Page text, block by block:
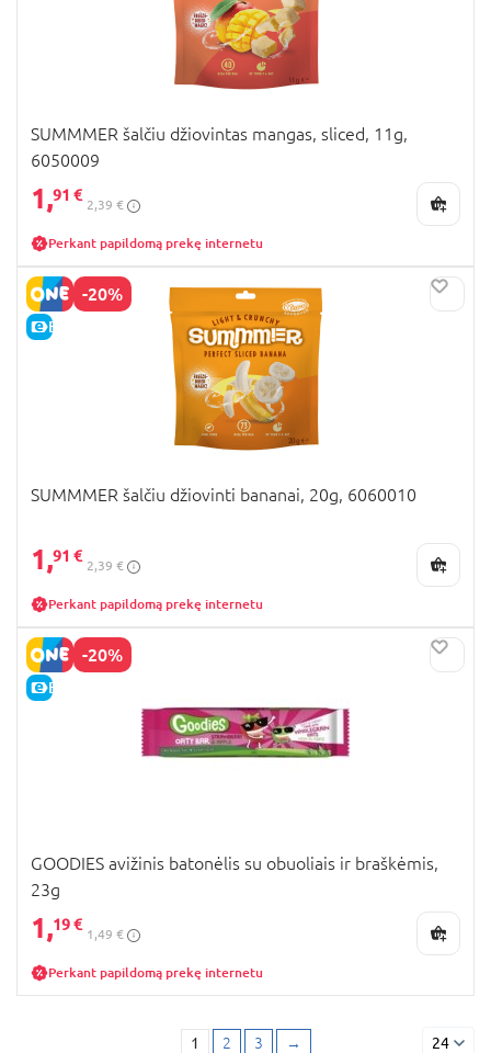
SUMMMER šalčiu džiovintas mangas, sliced, 11g,
6050009
1,91 €
2,39 €
Perkant papildomą prekę internetu
-20%
E-KAINA
SUMMMER šalčiu džiovinti bananai, 20g, 6060010
1,91 €
2,39 €
Perkant papildomą prekę internetu
-20%
E-KAINA
GOODIES avižinis batonėlis su obuoliais ir braškėmis,
23g
1,19 €
1,49 €
Perkant papildomą prekę internetu
1 2 3 → 24